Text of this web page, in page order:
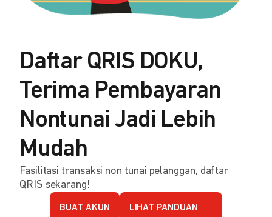
Daftar QRIS DOKU,
Terima Pembayaran
Nontunai Jadi Lebih
Mudah
Fasilitasi transaksi non tunai pelanggan, daftar
QRIS sekarang!
BUAT AKUN LIHAT PANDUAN